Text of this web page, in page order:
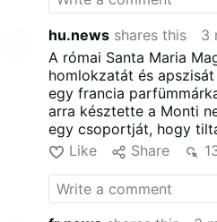
hu.news shares this
3
A római Santa Maria
homlokzatát és
egy francia
arra késztette a Monti
egy csoportját, hogy
Rolandas Makrickas
történelmi bazilika
paravánokat a 2024
munkálatok során
tisztviselői azt mondták,
Like Share